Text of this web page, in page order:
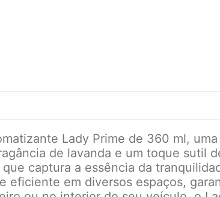
Lady Prime de 360 ml, uma
de lavanda e um toque sutil
captura a essência da
eficiente em diversos espaços,